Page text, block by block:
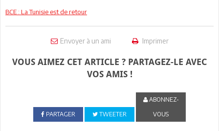
BCE : La Tunisie est de retour
Envoyer à un ami Imprimer
VOUS AIMEZ CET ARTICLE ? PARTAGEZ-LE AVEC
VOS AMIS !
PARTAGER TWEETER
ABONNEZ-
VOUS